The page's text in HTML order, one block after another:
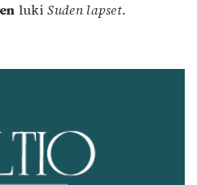
lukiSuden lapset.